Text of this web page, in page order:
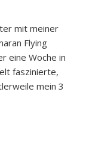
mit meiner
Flying
eine Woche in
faszinierte,
mein 3